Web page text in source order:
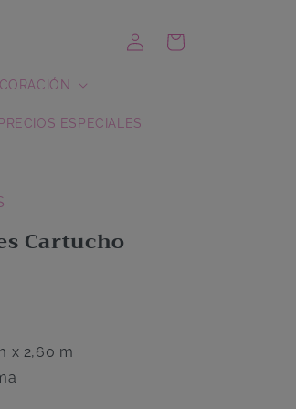
PRECIOS ESPECIALES
sesión
Carrito
Cartucho
x 2,60 m